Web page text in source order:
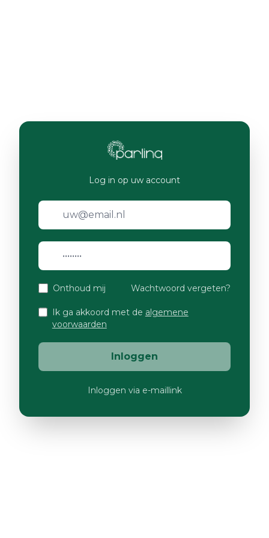
Log in op uw account
Onthoud mij Wachtwoord vergeten?
Ik ga akkoord met de algemene
voorwaarden
Inloggen
Inloggen via e-maillink